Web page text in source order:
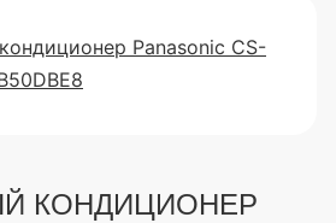
КОНДИЦИОНЕР